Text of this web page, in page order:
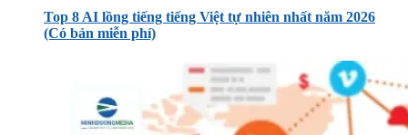
Top 8 AI lồng tiếng tiếng Việt tự nhiên nhất năm 2026
(Có bản miễn phí)